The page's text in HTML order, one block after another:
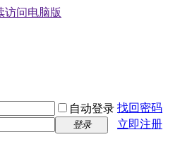
访问电脑版
自动登录 找回密码
登录
立即注册